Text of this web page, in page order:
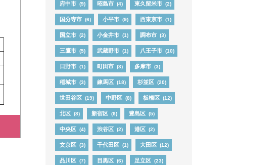
府中市 (9) 昭島市 (4) 東久留米市 (2)
国分寺市 (6) 小平市 (9) 西東京市 (1)
国立市 (2) 小金井市 (1) 調布市 (3)
三鷹市 (5) 武蔵野市 (1) 八王子市 (10)
日野市 (1) 町田市 (3) 多摩市 (3)
稲城市 (3) 練馬区 (18) 杉並区 (20)
世田谷区 (19) 中野区 (8) 板橋区 (12)
北区 (8) 新宿区 (6) 豊島区 (5)
中央区 (4) 渋谷区 (2) 港区 (2)
文京区 (3) 千代田区 (1) 大田区 (12)
品川区 (7) 目黒区 (6) 足立区 (23)